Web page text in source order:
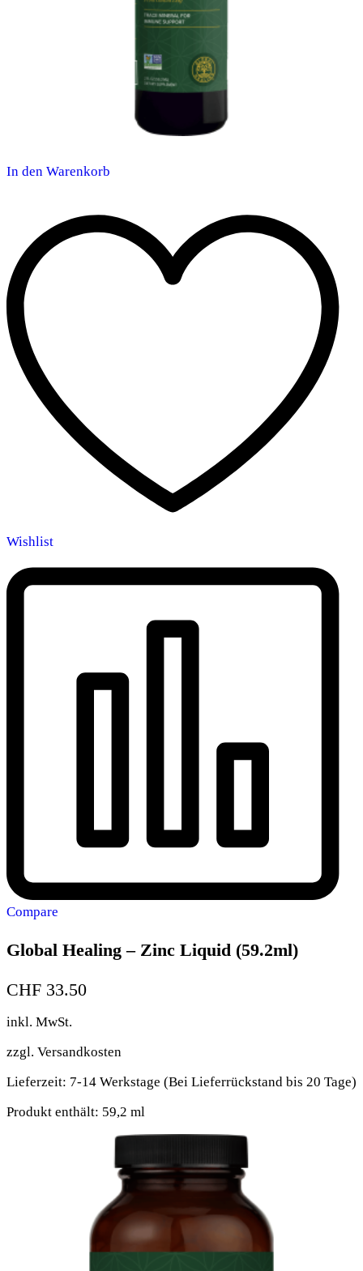
In den Warenkorb
Wishlist
Compare
Global Healing – Zinc Liquid (59.2ml)
CHF 33.50
inkl. MwSt.
zzgl. Versandkosten
Lieferzeit: 7-14 Werkstage (Bei Lieferrückstand bis 20 Tage)
Produkt enthält: 59,2 ml